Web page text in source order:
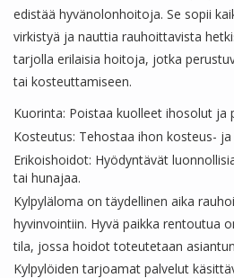
edistää hyvänolonhoitoja. Se sopii
virkistyä ja nauttia rauhoittavista
tarjolla erilaisia hoitoja, jotka
tai kosteuttamiseen.
Kuorinta: Poistaa kuolleet ihosolut ja
Kosteutus: Tehostaa ihon kosteus-
Erikoishoidot: Hyödyntävät
tai hunajaa.
Kylpyläloma on täydellinen aika
hyvinvointiin. Hyvä paikka rentoutua
tila, jossa hoidot toteutetaan
Kylpylöiden tarjoamat palvelut